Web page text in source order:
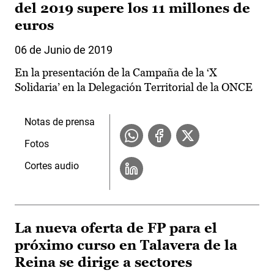
del 2019 supere los 11 millones de
euros
06 de Junio de 2019
En la presentación de la Campaña de la ‘X
Solidaria’ en la Delegación Territorial de la ONCE
Notas de prensa
Fotos
Cortes audio
La nueva oferta de FP para el
próximo curso en Talavera de la
Reina se dirige a sectores